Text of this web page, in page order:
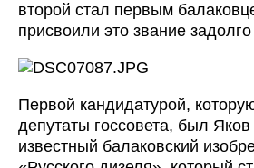
второй стал первым
присвоили это звание
Первой кандидатурой,
депутаты госсовета, был
известный балаковский